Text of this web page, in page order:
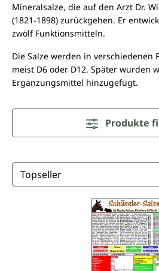
Mineralsalze, die auf den Arzt Dr.
(1821-1898) zurückgehen. Er
zwölf Funktionsmitteln.
Die Salze werden in verschiedenen
meist D6 oder D12. Später wurden
Ergänzungsmittel hinzugefügt.
Produkte